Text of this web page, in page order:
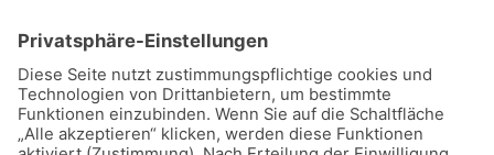
Home
Datenschutz